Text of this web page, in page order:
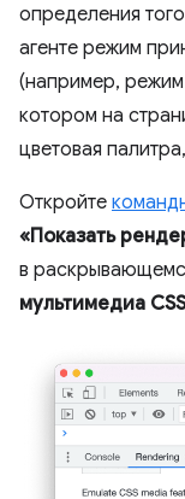
определения
агенте режим
(например, режим
котором на
цветовая
Откройте
«Показать
в
мультимедиа